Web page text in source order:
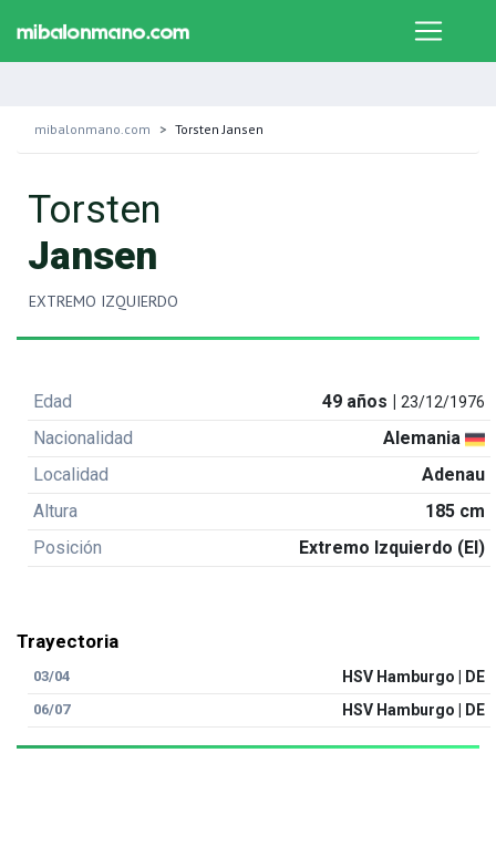
mibalonmano.com Torsten Jansen
Torsten
Jansen
EXTREMO IZQUIERDO
Edad 49 años |23/12/1976
Nacionalidad
Alemania
Localidad
Adenau
Altura
185 cm
Posición
Extremo Izquierdo (EI)
Trayectoria
03/04 HSV Hamburgo | DE
06/07 HSV Hamburgo | DE